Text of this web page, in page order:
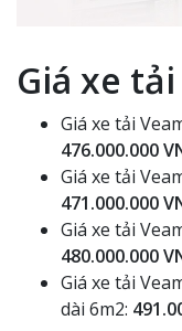
Giá xe
Giá xe tải
476.000.000
Giá xe tải
471.000.000
Giá xe tải
480.000.000
Giá xe tải
dài 6m2: